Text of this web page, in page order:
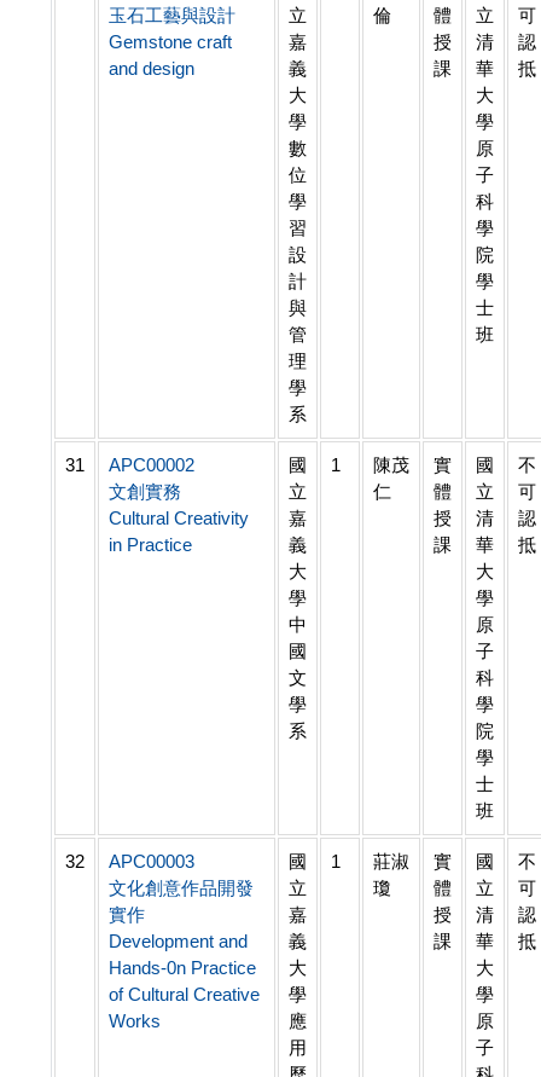
玉石工藝與設計
Gemstone craft
and design
立
嘉
義
大
學
數
位
學
習
設
計
與
管
理
學
系
倫
體
授
課
立
清
華
大
學
原
子
科
學
院
學
士
班
可
認
抵
31
APC00002
文創實務
Cultural Creativity
in Practice
國
立
嘉
義
大
學
中
國
文
學
系
1
陳茂
仁
實
體
授
課
國
立
清
華
大
學
原
子
科
學
院
學
士
班
不
可
認
抵
32
APC00003
文化創意作品開發
實作
Development and
Hands-0n Practice
of Cultural Creative
Works
國
立
嘉
義
大
學
應
用
1
莊淑
瓊
實
體
授
課
國
立
清
華
大
學
原
子
不
可
認
抵